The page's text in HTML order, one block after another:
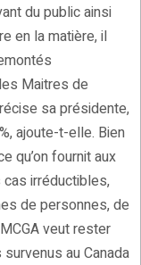
du public ainsi
en la matière, il
Maitres de
sa présidente,
ajoute-t-elle. Bien
qu’on fournit aux
irréductibles,
de personnes, de
veut rester
au Canada